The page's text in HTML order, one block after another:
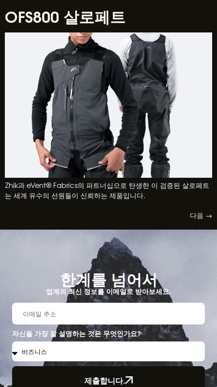
OFS800 살로페트
Zhik과 eVent® Fabrics의 파트너십으로 탄생한 이 검증된 살로페트
는 세계 유수의 선원들이 신뢰하는 제품입니다.
다음 →
한계를 넘어서
업계의 최신 정보를 이메일로 받아보세요.
자신을 가장 잘 설명하는 것은 무엇인가요?
제출합니다.